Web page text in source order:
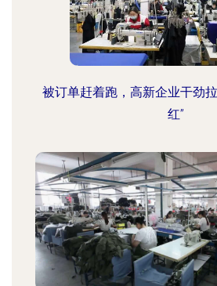
被订单赶着跑，高新企业干劲
红”